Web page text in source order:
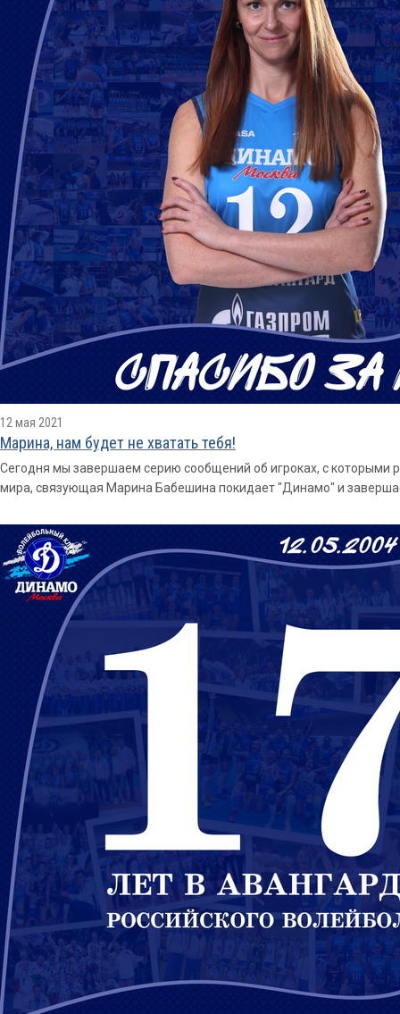
12 мая 2021
Марина, нам будет не хватать тебя!
Сегодня мы завершаем серию сообщений об игроках, с которыми
мира, связующая Марина Бабешина покидает "Динамо" и